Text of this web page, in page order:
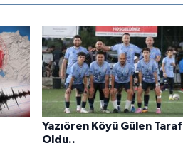
Yazıören Köyü Gülen Taraf
Oldu..